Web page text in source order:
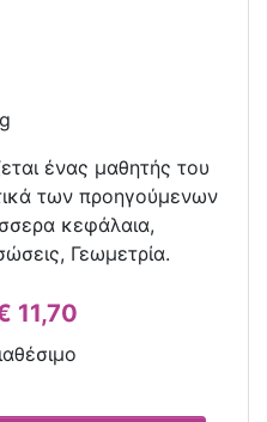
ένας μαθητής του
των προηγούμενων
κεφάλαια,
Γεωμετρία.
11,70